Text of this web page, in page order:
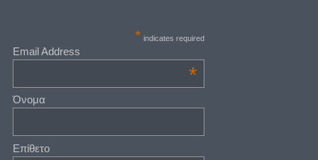
* indicates required
Email Address
*
Όνομα
Επίθετο